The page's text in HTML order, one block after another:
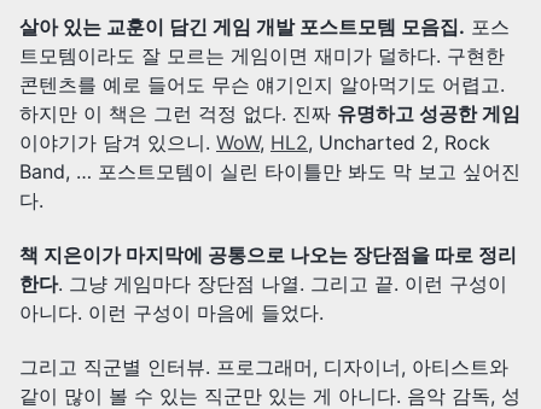
살아 있는 교훈이 담긴 게임 개발 포스트모템 모음집. 포스
트모템이라도 잘 모르는 게임이면 재미가 덜하다. 구현한
콘텐츠를 예로 들어도 무슨 얘기인지 알아먹기도 어렵고.
하지만 이 책은 그런 걱정 없다. 진짜 유명하고 성공한 게임
이야기가 담겨 있으니. WoW, HL2, Uncharted 2, Rock
Band, … 포스트모템이 실린 타이틀만 봐도 막 보고 싶어진
다.
책 지은이가 마지막에 공통으로 나오는 장단점을 따로 정리
한다. 그냥 게임마다 장단점 나열. 그리고 끝. 이런 구성이
아니다. 이런 구성이 마음에 들었다.
그리고 직군별 인터뷰. 프로그래머, 디자이너, 아티스트와
같이 많이 볼 수 있는 직군만 있는 게 아니다. 음악 감독, 성